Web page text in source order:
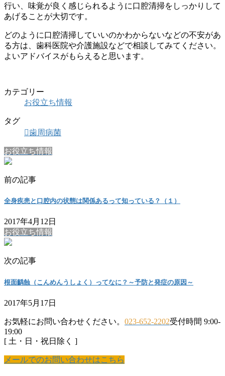
行い、味覚が良く感じられるように口腔清掃をしっかりして
あげることが大切です。
どのように口腔清掃していいのかわからないなどの不安があ
る方は、歯科医院や介護施設などで相談してみてください。
よいアドバイスがもらえると思います。
カテゴリー
お役立ち情報
タグ
歯周病菌
お役立ち情報
前の記事
全身疾患と口腔内の状態は関係あるって知っている？（１）
2017年4月12日
お役立ち情報
次の記事
根面齲蝕（こんめんうしょく）ってなに？～予防と発症の原因～
2017年5月17日
お気軽にお問い合わせください。 023-652-2202受付時間 9:00-
19:00
[ 土・日・祝日除く ]
メールでのお問い合わせはこちら